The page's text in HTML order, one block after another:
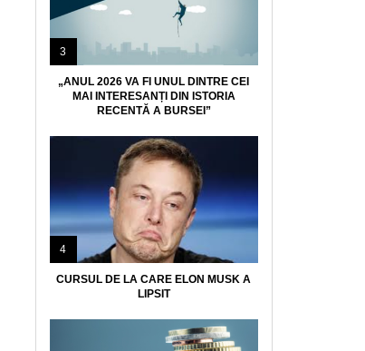
3
„ANUL 2026 VA FI UNUL DINTRE CEI
MAI INTERESANȚI DIN ISTORIA
RECENTĂ A BURSEI”
4
CURSUL DE LA CARE ELON MUSK A
LIPSIT